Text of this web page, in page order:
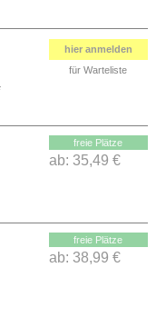
hier anmelden
für Warteliste
freie Plätze
ab: 35,49 €
freie Plätze
ab: 38,99 €